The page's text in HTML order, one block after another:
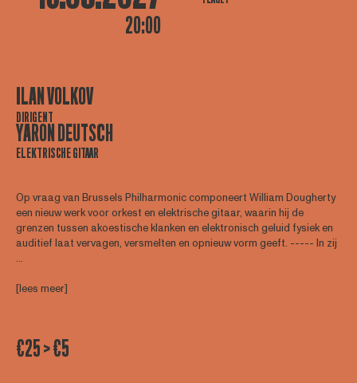
20:00
ILAN VOLKOV
DIRIGENT
YARON DEUTSCH
ELEKTRISCHE GITAAR
Op vraag van Brussels Philharmonic componeert William Dougherty
een nieuw werk voor orkest en elektrische gitaar, waarin hij de
grenzen tussen akoestische klanken en elektronisch geluid fysiek en
auditief laat vervagen, versmelten en opnieuw vorm geeft. ----- In zij
...
[lees meer]
€25 > €5